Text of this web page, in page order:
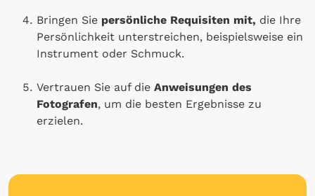
Bringen Sie persönliche Requisiten mit, die Ihre
Persönlichkeit unterstreichen, beispielsweise ein
Instrument oder Schmuck.
Vertrauen Sie auf die Anweisungen des
Fotografen, um die besten Ergebnisse zu
erzielen.